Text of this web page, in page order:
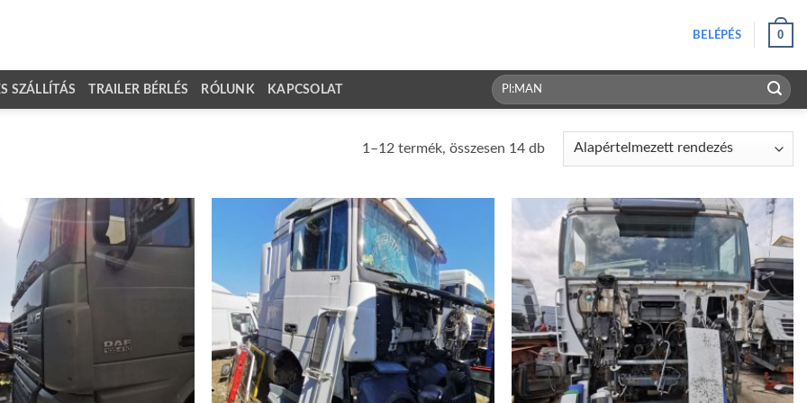
BELÉPÉS 0
SZÁLLÍTÁS TRAILER BÉRLÉS RÓLUNK KAPCSOLAT
Keresés
a
1–12 termék, összesen 14 db